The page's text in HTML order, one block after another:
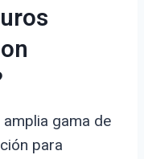
gama de
para